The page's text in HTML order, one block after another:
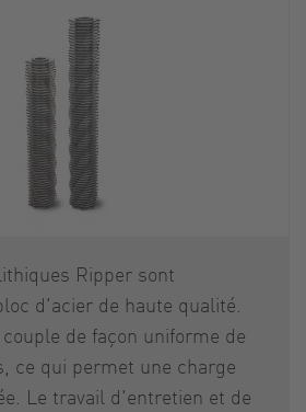
Ripper sont
d'acier de haute qualité.
de façon uniforme de
ce qui permet une charge
Le travail d'entretien et de